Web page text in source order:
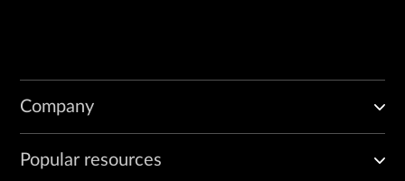
Company
Popular resources